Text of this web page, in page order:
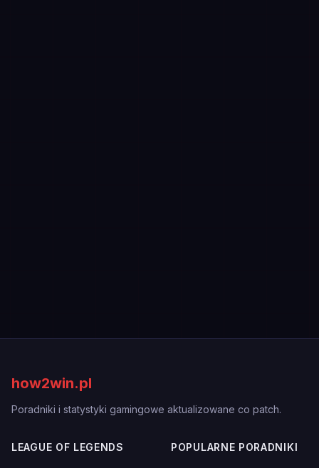
how2win.pl
Poradniki i statystyki gamingowe aktualizowane co patch.
LEAGUE OF LEGENDS POPULARNE PORADNIKI